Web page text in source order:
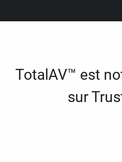
TotalAV™ est
sur